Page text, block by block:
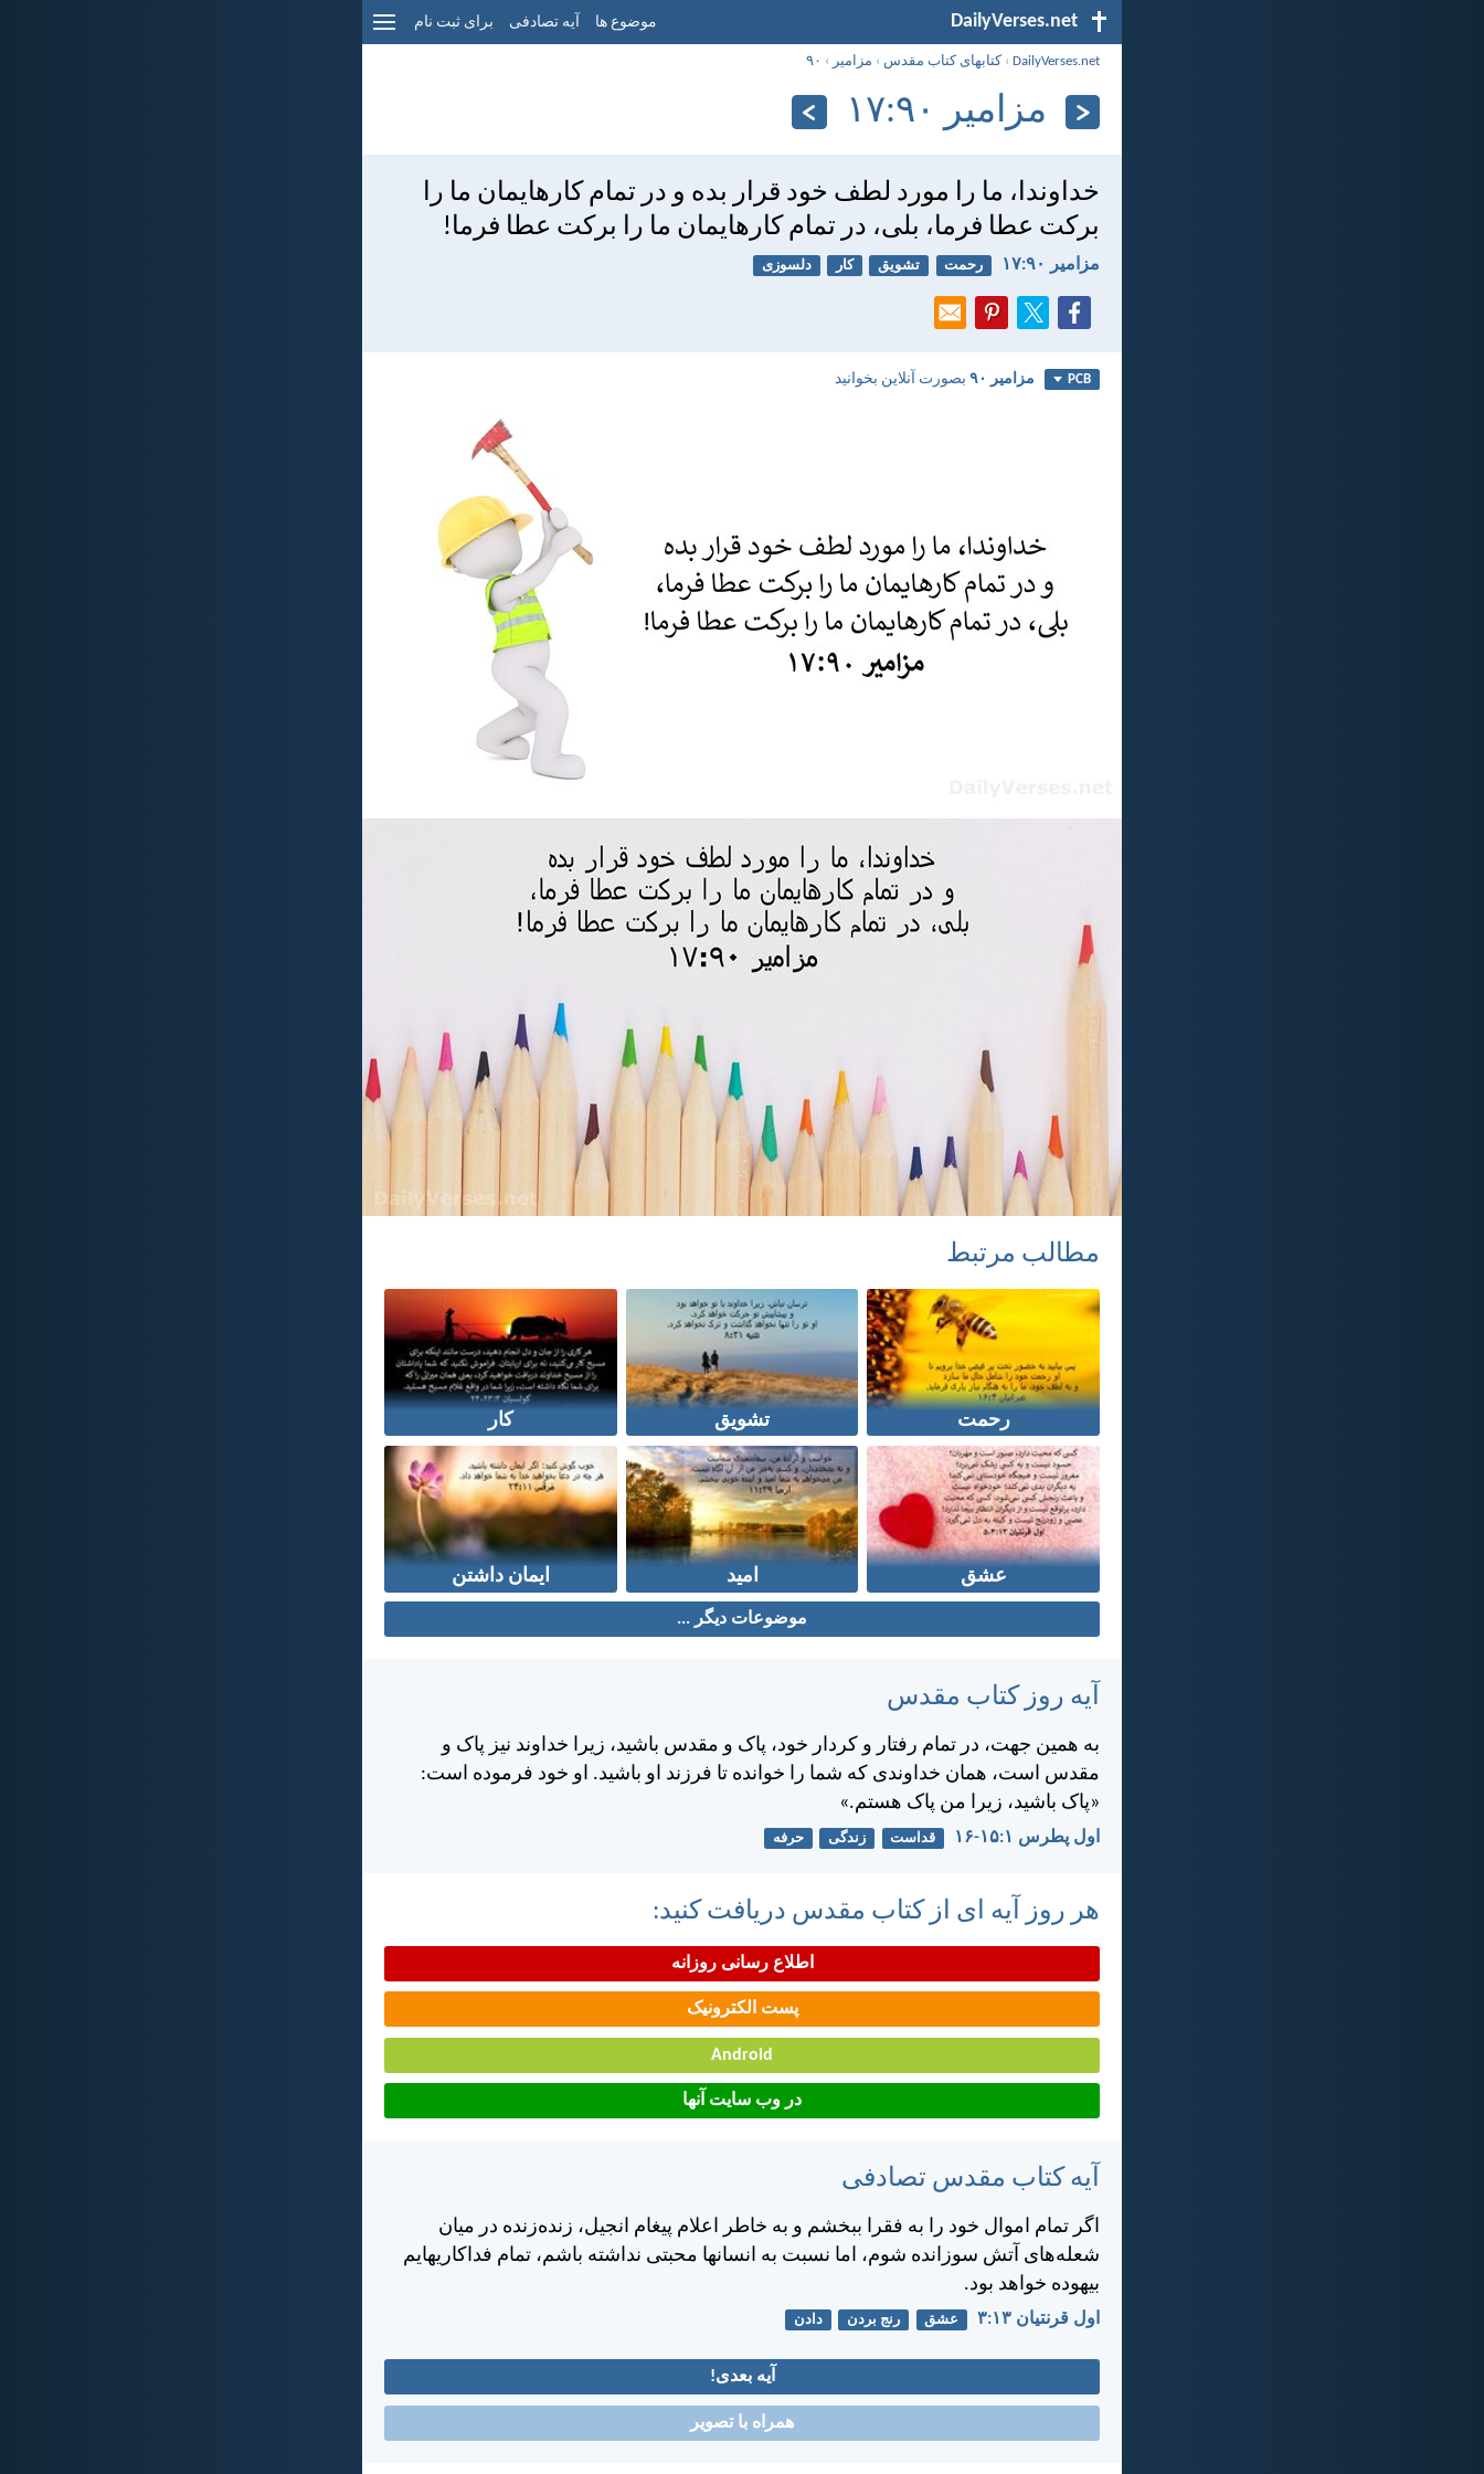
DailyVerses.net موضوع ها آیه تصادفی برای ثبت نام
DailyVerses.net
›کتابهای کتاب مقدس › مزامير › ۹۰
مزامير ۹۰:‏۱۷
خداوندا، ما را مورد لطف خود قرار بده و در تمام كارهايمان ما را
بركت عطا فرما، بلی، در تمام كارهايمان ما را بركت عطا فرما!
مزامير ۹۰:‏۱۷ رحمت تشویق کار دلسوزی
PCB مزامير ۹۰ بصورت آنلاین بخوانید
مطالب مرتبط
رحمت تشویق کار
عشق امید ایمان داشتن
موضوعات دیگر ...
آیه روز کتاب مقدس
به همين جهت، در تمام رفتار و كردار خود، پاک و مقدس باشيد، زيرا خداوند نيز پاک و
مقدس است، همان خداوندی كه شما را خوانده تا فرزند او باشيد. او خود فرموده است:
«پاک باشيد، زيرا من پاک هستم.»
اول پطرس ۱:‏۱۵-‏۱۶ قداست زندگی حرفه
هر روز آیه ای از کتاب مقدس دریافت کنید:
اطلاع رسانی روزانه
پست الکترونیک
Android
در وب سایت آنها
آیه کتاب مقدس تصادفی
اگر تمام اموال خود را به فقرا ببخشم و به خاطر اعلام پيغام انجيل، زنده‌زنده در ميان
شعله‌های آتش سوزانده شوم، اما نسبت به انسانها محبتی نداشته باشم، تمام فداكاريهايم
بيهوده خواهد بود.
اول قرنتیان ۱۳:‏۳ عشق رنج بردن دادن
آیه بعدی!
همراه با تصویر